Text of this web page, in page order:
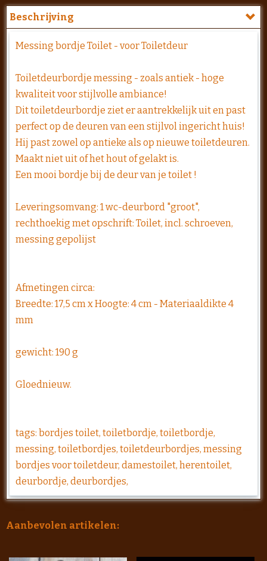
Beschrijving
Messing bordje Toilet - voor Toiletdeur
Toiletdeurbordje messing - zoals antiek - hoge
kwaliteit voor stijlvolle ambiance!
Dit toiletdeurbordje ziet er aantrekkelijk uit en past
perfect op de deuren van een stijlvol ingericht huis!
Hij past zowel op antieke als op nieuwe toiletdeuren.
Maakt niet uit of het hout of gelakt is.
Een mooi bordje bij de deur van je toilet !
Leveringsomvang: 1 wc-deurbord "groot",
rechthoekig met opschrift: Toilet, incl. schroeven,
messing gepolijst
Afmetingen circa:
Breedte: 17,5 cm x Hoogte: 4 cm - Materiaaldikte 4
mm
gewicht: 190 g
Gloednieuw.
tags: bordjes toilet, toiletbordje, toiletbordje,
messing, toiletbordjes, toiletdeurbordjes, messing
bordjes voor toiletdeur, damestoilet, herentoilet,
deurbordje, deurbordjes,
Aanbevolen artikelen: